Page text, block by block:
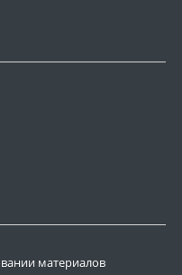
материалов